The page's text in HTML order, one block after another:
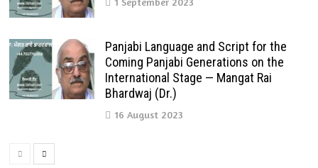
Panjabi Language and Script for the
Coming Panjabi Generations on the
International Stage — Mangat Rai
Bhardwaj (Dr.)
16 August 2023